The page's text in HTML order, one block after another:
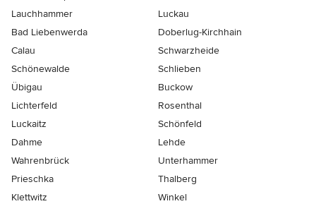
Lauchhammer
Luckau
Bad Liebenwerda
Doberlug-Kirchhain
Calau
Schwarzheide
Schönewalde
Schlieben
Übigau
Buckow
Lichterfeld
Rosenthal
Luckaitz
Schönfeld
Dahme
Lehde
Wahrenbrück
Unterhammer
Prieschka
Thalberg
Klettwitz
Winkel